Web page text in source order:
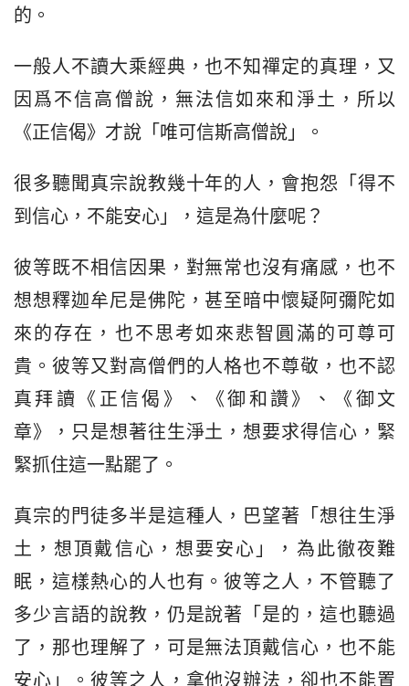
的。
一般人不讀大乘經典，也不知禪定的真理，又
因爲不信高僧說，無法信如來和淨土，所以
《正信偈》才說「唯可信斯高僧說」。
很多聽聞真宗說教幾十年的人，會抱怨「得不
到信心，不能安心」，這是為什麼呢？
彼等既不相信因果，對無常也沒有痛感，也不
想想釋迦牟尼是佛陀，甚至暗中懷疑阿彌陀如
來的存在，也不思考如來悲智圓滿的可尊可
貴。彼等又對高僧們的人格也不尊敬，也不認
真拜讀《正信偈》、《御和讚》、《御文
章》，只是想著往生淨土，想要求得信心，緊
緊抓住這一點罷了。
真宗的門徒多半是這種人，巴望著「想往生淨
土，想頂戴信心，想要安心」，為此徹夜難
眠，這樣熱心的人也有。彼等之人，不管聽了
多少言語的說教，仍是說著「是的，這也聽過
了，那也理解了，可是無法頂戴信心，也不能
安心」。彼等之人，拿他沒辦法，卻也不能置